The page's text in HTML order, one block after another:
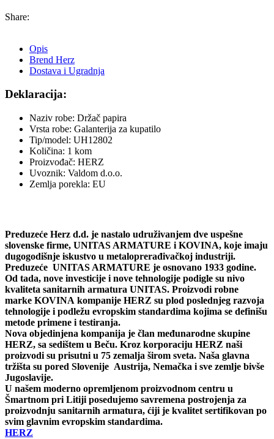
Share:
Opis
Brend Herz
Dostava i Ugradnja
Deklaracija:
Naziv robe: Držač papira
Vrsta robe: Galanterija za kupatilo
Tip/model: UH12802
Količina: 1 kom
Proizvođač: HERZ
Uvoznik: Valdom d.o.o.
Zemlja porekla: EU
Preduzeće Herz d.d. je nastalo udruživanjem dve uspešne
slovenske firme, UNITAS ARMATURE i KOVINA, koje imaju
dugogodišnje iskustvo u metaloprerađivačkoj industriji.
Preduzeće UNITAS ARMATURE je osnovano 1933 godine.
Od tada, nove investicije i nove tehnologije podigle su nivo
kvaliteta sanitarnih armatura UNITAS. Proizvodi robne
marke KOVINA kompanije HERZ su plod poslednjeg razvoja
tehnologije i podležu evropskim standardima kojima se definišu
metode primene i testiranja.
Nova objedinjena kompanija je član međunarodne skupine
HERZ, sa sedištem u Beču. Kroz korporaciju HERZ naši
proizvodi su prisutni u 75 zemalja širom sveta. Naša glavna
tržišta su pored Slovenije Austrija, Nemačka i sve zemlje bivše
Jugoslavije.
U našem moderno opremljenom proizvodnom centru u
Šmartnom pri Litiji posedujemo savremena postrojenja za
proizvodnju sanitarnih armatura, ćiji je kvalitet sertifikovan po
svim glavnim evropskim standardima.
HERZ